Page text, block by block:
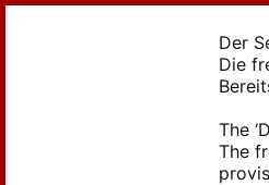
Der
Die
The
The